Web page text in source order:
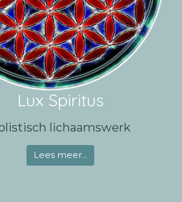
Lux Spiritus
lichaamswerk
Lees meer...